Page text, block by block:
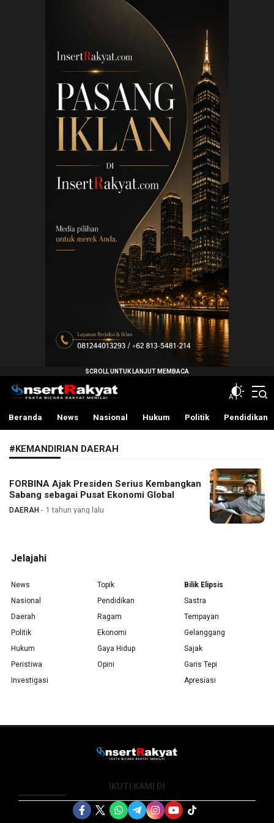
InsertRakyat.com
Fakta Bicara Rakyat Menilai
Beranda News Nasional Hukum Politik Pendidikan
#KEMANDIRIAN DAERAH
FORBINA Ajak Presiden Serius Kembangkan
Sabang sebagai Pusat Ekonomi Global
DAERAH 1 tahun yang lalu
Jelajahi
News
Nasional
Daerah
Politik
Hukum
Peristiwa
Investigasi
Topik
Pendidikan
Ragam
Ekonomi
Gaya Hidup
Opini
Bilik Elipsis
Sastra
Tempayan
Gelanggang
Sajak
Garis Tepi
Apresiasi
IKUTI KAMI DI